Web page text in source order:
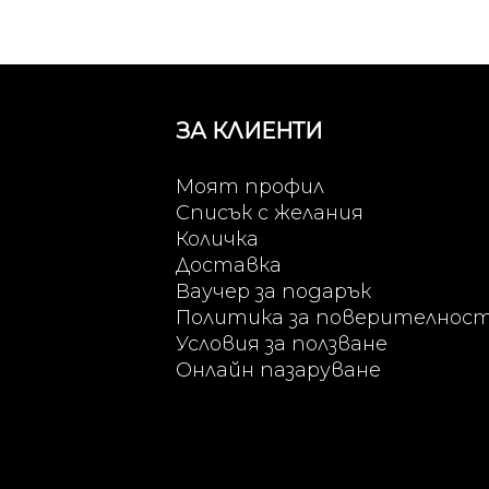
ЗА КЛИЕНТИ
Моят профил
Списък с желания
Количка
Доставка
Ваучер за подарък
Политика за
Условия за ползване
Онлайн пазаруване